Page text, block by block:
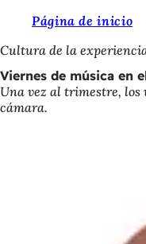
Saltar al contenido
s
t
á
Página de inicio
Cultura de la
Viernes de música en
Una vez al trimestre, los
cámara.